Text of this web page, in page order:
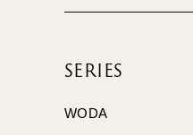
SERIES
WODA